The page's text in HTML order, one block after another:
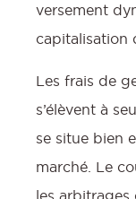
versement
capitalisation
Les frais de
s’élèvent à
se situe bien
marché. Le
les arbitrages